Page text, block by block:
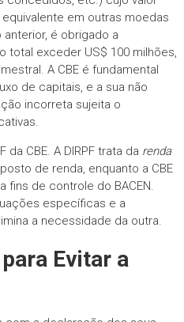
em outras moedas
é obrigado a
total exceder US$ 100 milhões,
A CBE é fundamental
de capitais, e a sua não
incorreta sujeita o
da CBE. A DIRPF trata da renda
de renda, enquanto a CBE
fins de controle do BACEN.
específicas e a
a necessidade da outra.
Evitar a